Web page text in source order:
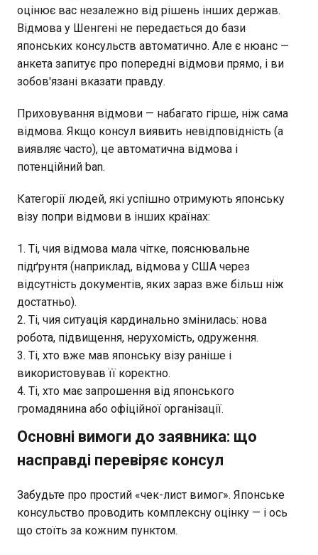
оцінює вас незалежно від рішень інших держав.
Відмова у Шенгені не передається до бази
японських консульств автоматично. Але є нюанс —
анкета запитує про попередні відмови прямо, і ви
зобов'язані вказати правду.
Приховування відмови — набагато гірше, ніж сама
відмова. Якщо консул виявить невідповідність (а
виявляє часто), це автоматична відмова і
потенційний ban.
Категорії людей, які успішно отримують японську
візу попри відмови в інших країнах:
Ті, чия відмова мала чітке, пояснювальне
підґрунтя (наприклад, відмова у США через
відсутність документів, яких зараз вже більш ніж
достатньо).
Ті, чия ситуація кардинально змінилась: нова
робота, підвищення, нерухомість, одруження.
Ті, хто вже мав японську візу раніше і
використовував її коректно.
Ті, хто має запрошення від японського
громадянина або офіційної організації.
Основні вимоги до заявника: що
насправді перевіряє консул
Забудьте про простий «чек-лист вимог». Японське
консульство проводить комплексну оцінку — і ось
що стоїть за кожним пунктом.